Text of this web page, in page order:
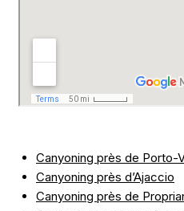
Canyoning près de Porto-
Canyoning près d’Ajaccio
Canyoning près de